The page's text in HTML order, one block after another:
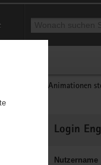
Animationen
Informationen
Login
Nutzername